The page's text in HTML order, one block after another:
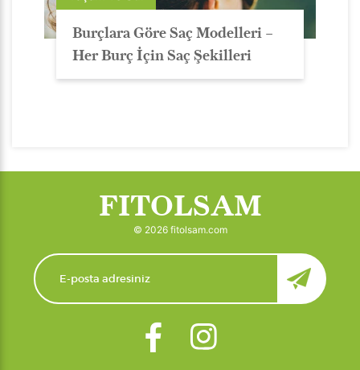
Burçlara Göre Saç Modelleri –
Her Burç İçin Saç Şekilleri
FITOLSAM
© 2026 fitolsam.com